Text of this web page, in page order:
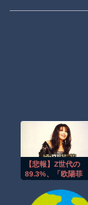
【悲報】Z世代の
89.3%、「欧陽菲